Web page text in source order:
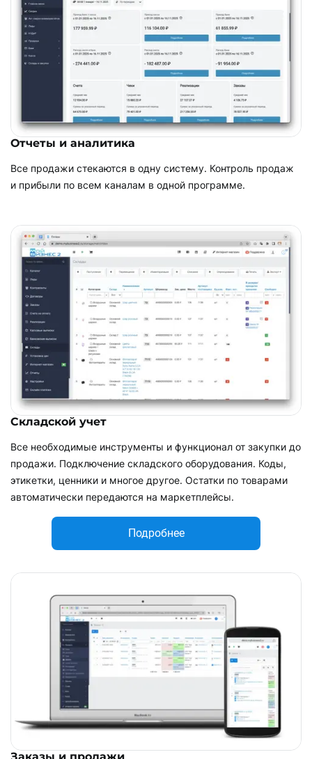
Отчеты и аналитика
Все продажи стекаются в одну систему. Контроль продаж
и прибыли по всем каналам в одной программе.
Складской учет
Все необходимые инструменты и функционал от закупки до
продажи. Подключение складского оборудования. Коды,
этикетки, ценники и многое другое. Остатки по товарами
автоматически передаются на маркетплейсы.
Подробнее